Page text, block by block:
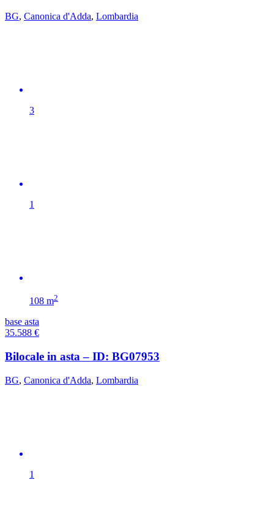
BG, Canonica d'Adda, Lombardia
3
1
108 m2
base asta
35.588 €
Bilocale in asta – ID: BG07953
BG, Canonica d'Adda, Lombardia
1